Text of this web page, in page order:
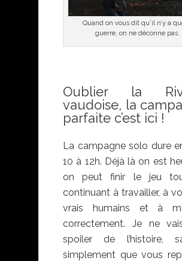
Quand on vous dit qu’il n’y a
guerre, on ne déconne pas.
Oublier la
vaudoise, la
parfaite c’est ici !
La campagne solo dure
10 à 12h. Déjà là on est
on peut finir le jeu
continuant à travailler, à
vrais humains et à
correctement. Je ne
spoiler de l’histoire,
simplement que vous